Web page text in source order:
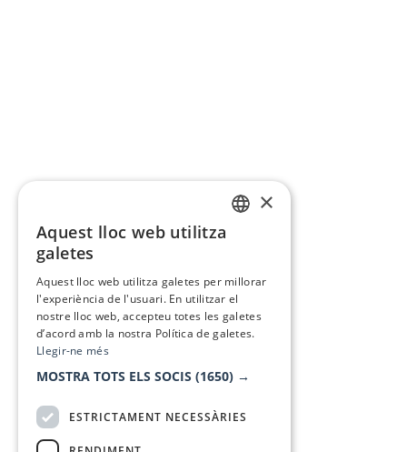
×
Aquest lloc web utilitza
galetes
Aquest lloc web utilitza galetes per millorar
l'experiència de l'usuari. En utilitzar el
nostre lloc web, accepteu totes les galetes
d’acord amb la nostra Política de galetes.
Llegir-ne més
MOSTRA TOTS ELS SOCIS (1650) →
ESTRICTAMENT NECESSÀRIES